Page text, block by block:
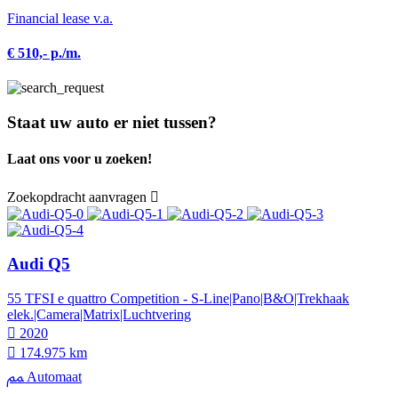
Financial lease v.a.
€ 510,- p./m.
Staat uw auto er niet tussen?
Laat ons voor u zoeken!
Zoekopdracht aanvragen
Audi Q5
55 TFSI e quattro Competition - S-Line|Pano|B&O|Trekhaak
elek.|Camera|Matrix|Luchtvering
2020
174.975 km
Automaat